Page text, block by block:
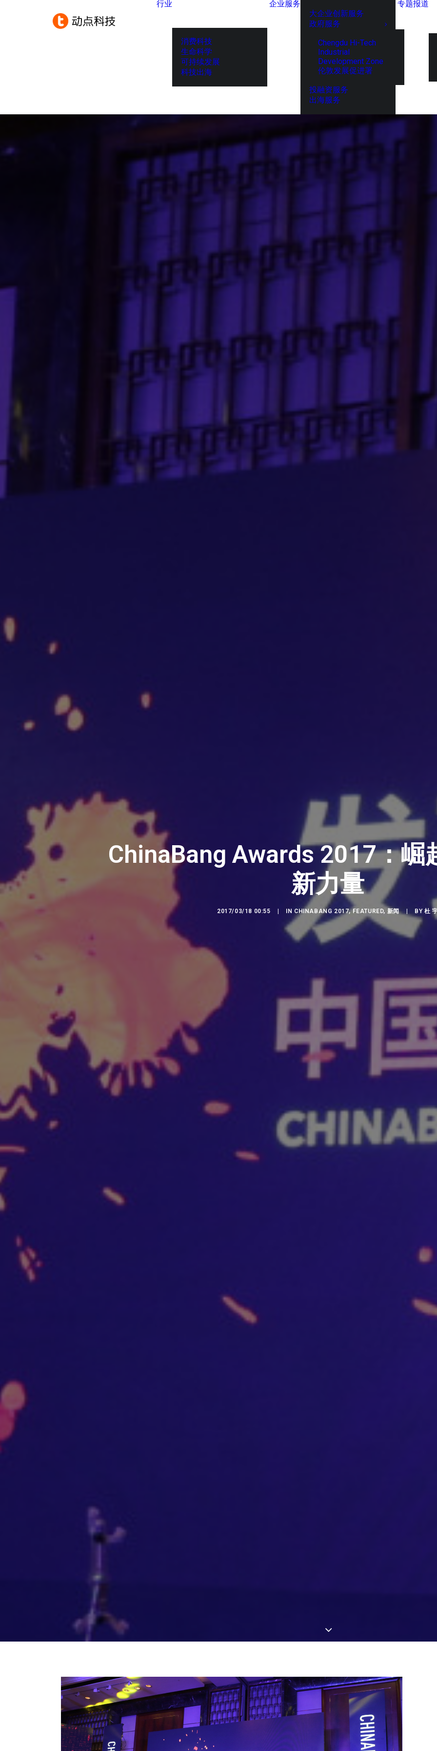
行业
消费科技
生命科学
可持续发展
科技出海
企业服务
大企业创新服务
政府服务
Chengdu Hi-Tech
Industrial
Development Zone
伦敦发展促进署
投融资服务
出海服务
专题报道
ChinaBang Awards 2017：崛
新力量
2017/03/18 00:55 IN CHINABANG 2017, FEATURED, 新闻 BY杜